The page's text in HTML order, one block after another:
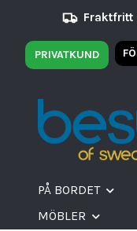
Fraktfritt
PRIVATKUND
PÅ BORDET
MÖBLER